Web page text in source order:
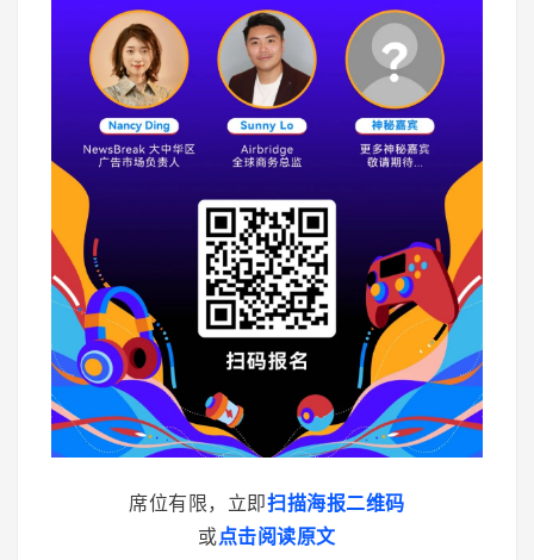
席位有限，立即扫描海报二维码
或点击阅读原文